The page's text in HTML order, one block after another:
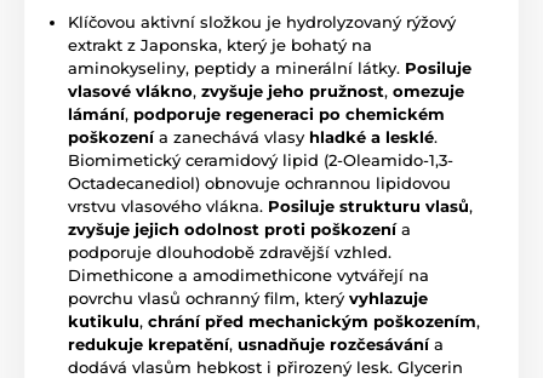
Klíčovou aktivní složkou je hydrolyzovaný rýžový
extrakt z Japonska, který je bohatý na
aminokyseliny, peptidy a minerální látky. Posiluje
vlasové vlákno, zvyšuje jeho pružnost, omezuje
lámání, podporuje regeneraci po chemickém
poškozenía zanechává vlasy hladké a lesklé.
Biomimetický ceramidový lipid (2-Oleamido-1,3-
Octadecanediol) obnovuje ochrannou lipidovou
vrstvu vlasového vlákna. Posiluje strukturu vlasů,
zvyšuje jejich odolnost proti poškozenía
podporuje dlouhodobě zdravější vzhled.
Dimethicone a amodimethicone vytvářejí na
povrchu vlasů ochranný film, který vyhlazuje
kutikulu, chrání před mechanickým poškozením,
redukuje krepatění, usnadňuje rozčesávánía
dodává vlasům hebkost i přirozený lesk. Glycerin